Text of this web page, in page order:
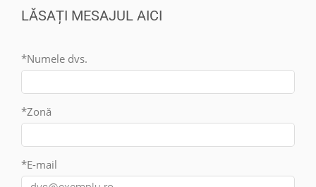
LĂSAȚI MESAJUL AICI
*Numele dvs.
*Zonă
*E-mail